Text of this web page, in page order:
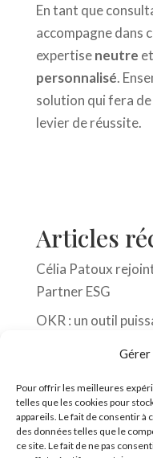
Gérer
Pour offrir les meilleures
telles que les cookies pour
appareils. Le fait de consentir
des données telles que le
ce site. Le fait de ne pas
En tant que
accompagne dans
expertiseneutre
personnalisé.
solution qui fera
levier de réussite.
Articles
Célia Patoux
Partner ESG
OKR : un outil
Le courage de la
Repère, votre allié
vraiment votre